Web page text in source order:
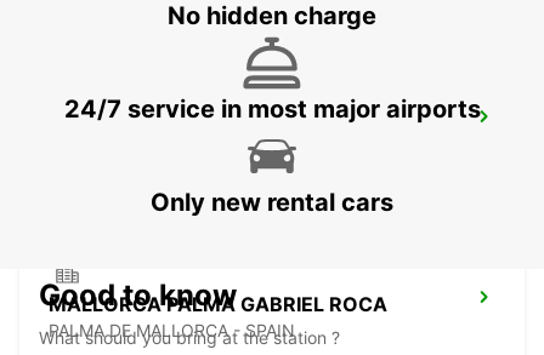
MENORCA PORT CIUTADELLA
MALLORCA PALMA GABRIEL ROCA
PALMA DE MALLORCA - SPAIN
No hidden charge
24/7 service in most major airports
Only new rental cars
Good to know
What should you bring at the station ?